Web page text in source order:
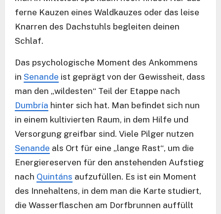
ferne Kauzen eines Waldkauzes oder das leise
Knarren des Dachstuhls begleiten deinen
Schlaf.
Das psychologische Moment des Ankommens
in Senande ist geprägt von der Gewissheit, dass
man den „wildesten“ Teil der Etappe nach
Dumbría hinter sich hat. Man befindet sich nun
in einem kultivierten Raum, in dem Hilfe und
Versorgung greifbar sind. Viele Pilger nutzen
Senande als Ort für eine „lange Rast“, um die
Energiereserven für den anstehenden Aufstieg
nach Quintáns aufzufüllen. Es ist ein Moment
des Innehaltens, in dem man die Karte studiert,
die Wasserflaschen am Dorfbrunnen auffüllt